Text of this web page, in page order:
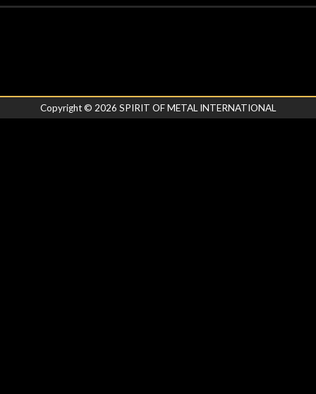
Copyright © 2026 SPIRIT OF METAL INTERNATIONAL